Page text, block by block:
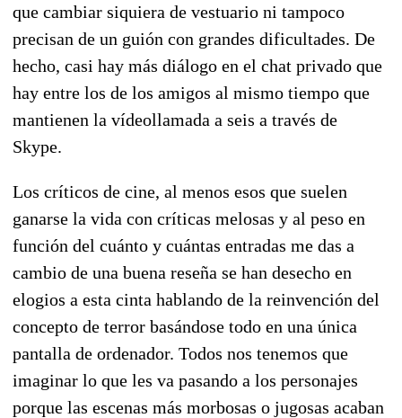
que cambiar siquiera de vestuario ni tampoco
precisan de un guión con grandes dificultades. De
hecho, casi hay más diálogo en el chat privado que
hay entre los de los amigos al mismo tiempo que
mantienen la vídeollamada a seis a través de
Skype.
Los críticos de cine, al menos esos que suelen
ganarse la vida con críticas melosas y al peso en
función del cuánto y cuántas entradas me das a
cambio de una buena reseña se han desecho en
elogios a esta cinta hablando de la reinvención del
concepto de terror basándose todo en una única
pantalla de ordenador. Todos nos tenemos que
imaginar lo que les va pasando a los personajes
porque las escenas más morbosas o jugosas acaban